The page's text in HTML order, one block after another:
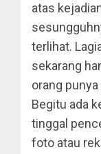
atas
terlihat.
sekarang
orang punya
Begitu ada
tinggal
foto atau